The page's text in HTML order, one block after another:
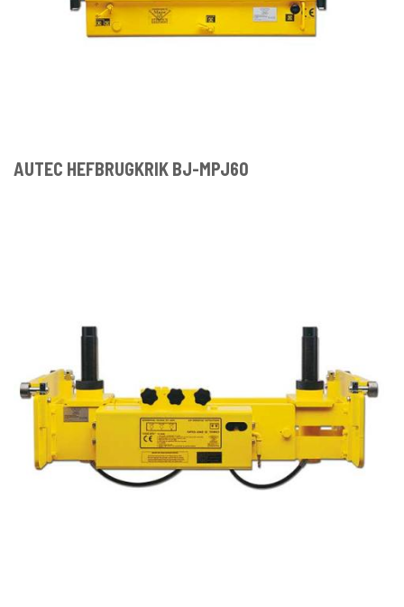
AUTEC HEFBRUGKRIK BJ-MPJ60